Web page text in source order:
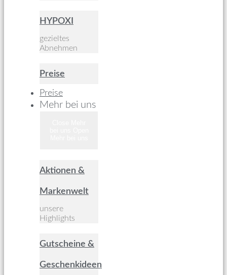
HYPOXI
gezieltes
Abnehmen
Preise
Preise
Mehr bei uns
Aktionen &
Markenwelt
unsere
Highlights
Gutscheine &
Geschenkideen